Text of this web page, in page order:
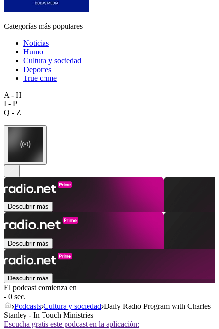
Categorías más populares
Noticias
Humor
Cultura y sociedad
Deportes
True crime
A - H
I - P
Q - Z
Descubrir más
Descubrir más
Descubrir más
El podcast comienza en
- 0 sec.
Podcasts Cultura y sociedad Daily Radio Program with Charles
Stanley - In Touch Ministries
Escucha gratis este podcast en la aplicación: